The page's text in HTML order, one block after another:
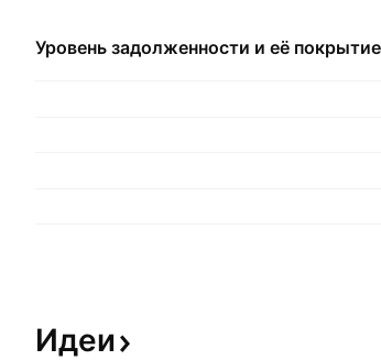
Уровень задолженности и её покрытие
Идеи